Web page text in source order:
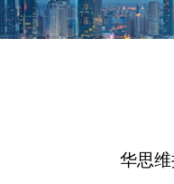
华思